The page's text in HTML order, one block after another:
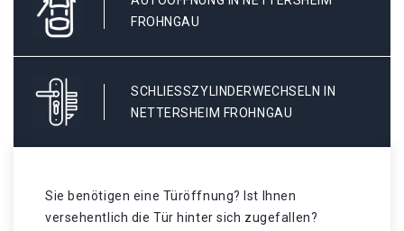
FROHNGAU
SCHLIESSZYLINDERWECHSELN IN N
ETTERSHEIM FROHNGAU
Sie benötigen eine Türöffnung? Ist Ihnen
versehentlich die Tür hinter sich zugefallen?